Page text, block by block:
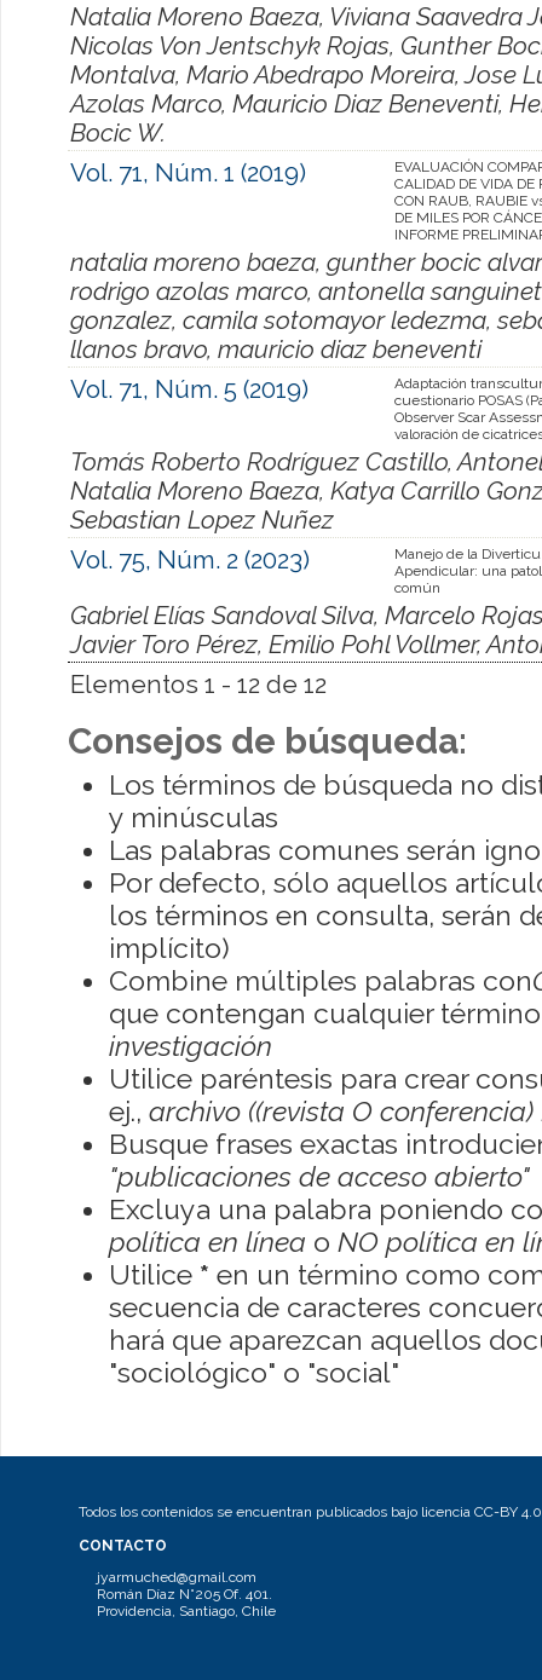
Natalia Moreno Baeza, Viviana Saavedra
Nicolas Von Jentschyk Rojas, Gunther
Montalva, Mario Abedrapo Moreira, Jose
Azolas Marco, Mauricio Diaz Beneventi,
Bocic W.
Vol. 71, Núm. 1 (2019)
EVALUACIÓN
CALIDAD DE VIDA DE
CON RAUB, RAUBIE
DE MILES POR
INFORME
natalia moreno baeza, gunther bocic
rodrigo azolas marco, antonella
gonzalez, camila sotomayor ledezma,
llanos bravo, mauricio diaz beneventi
Vol. 71, Núm. 5 (2019)
Adaptación
cuestionario POSAS
Observer Scar
valoración de
Tomás Roberto Rodríguez Castillo,
Natalia Moreno Baeza, Katya Carrillo
Sebastian Lopez Nuñez
Vol. 75, Núm. 2 (2023)
Manejo de la
Apendicular: una
común
Gabriel Elías Sandoval Silva, Marcelo
Javier Toro Pérez, Emilio Pohl Vollmer,
Elementos 1 - 12 de 12
Consejos de búsqueda:
Los términos de búsqueda no
y minúsculas
Las palabras comunes serán
Por defecto, sólo aquellos
los términos en consulta, serán
implícito)
Combine múltiples palabras con
que contengan cualquier
investigación
Utilice paréntesis para crear
ej., archivo ((revista O conferencia)
Busque frases exactas
"publicaciones de acceso abierto"
Excluya una palabra poniendo
política en línea o NO política en
Utilice * en un término como
secuencia de caracteres
hará que aparezcan aquellos
"sociológico" o "social"
Todos los contenidos se encuentran publicados bajo licencia CC-BY 4.0
CONTACTO
jyarmuched@gmail.com
Román Díaz N°205 Of. 401.
Providencia, Santiago, Chile